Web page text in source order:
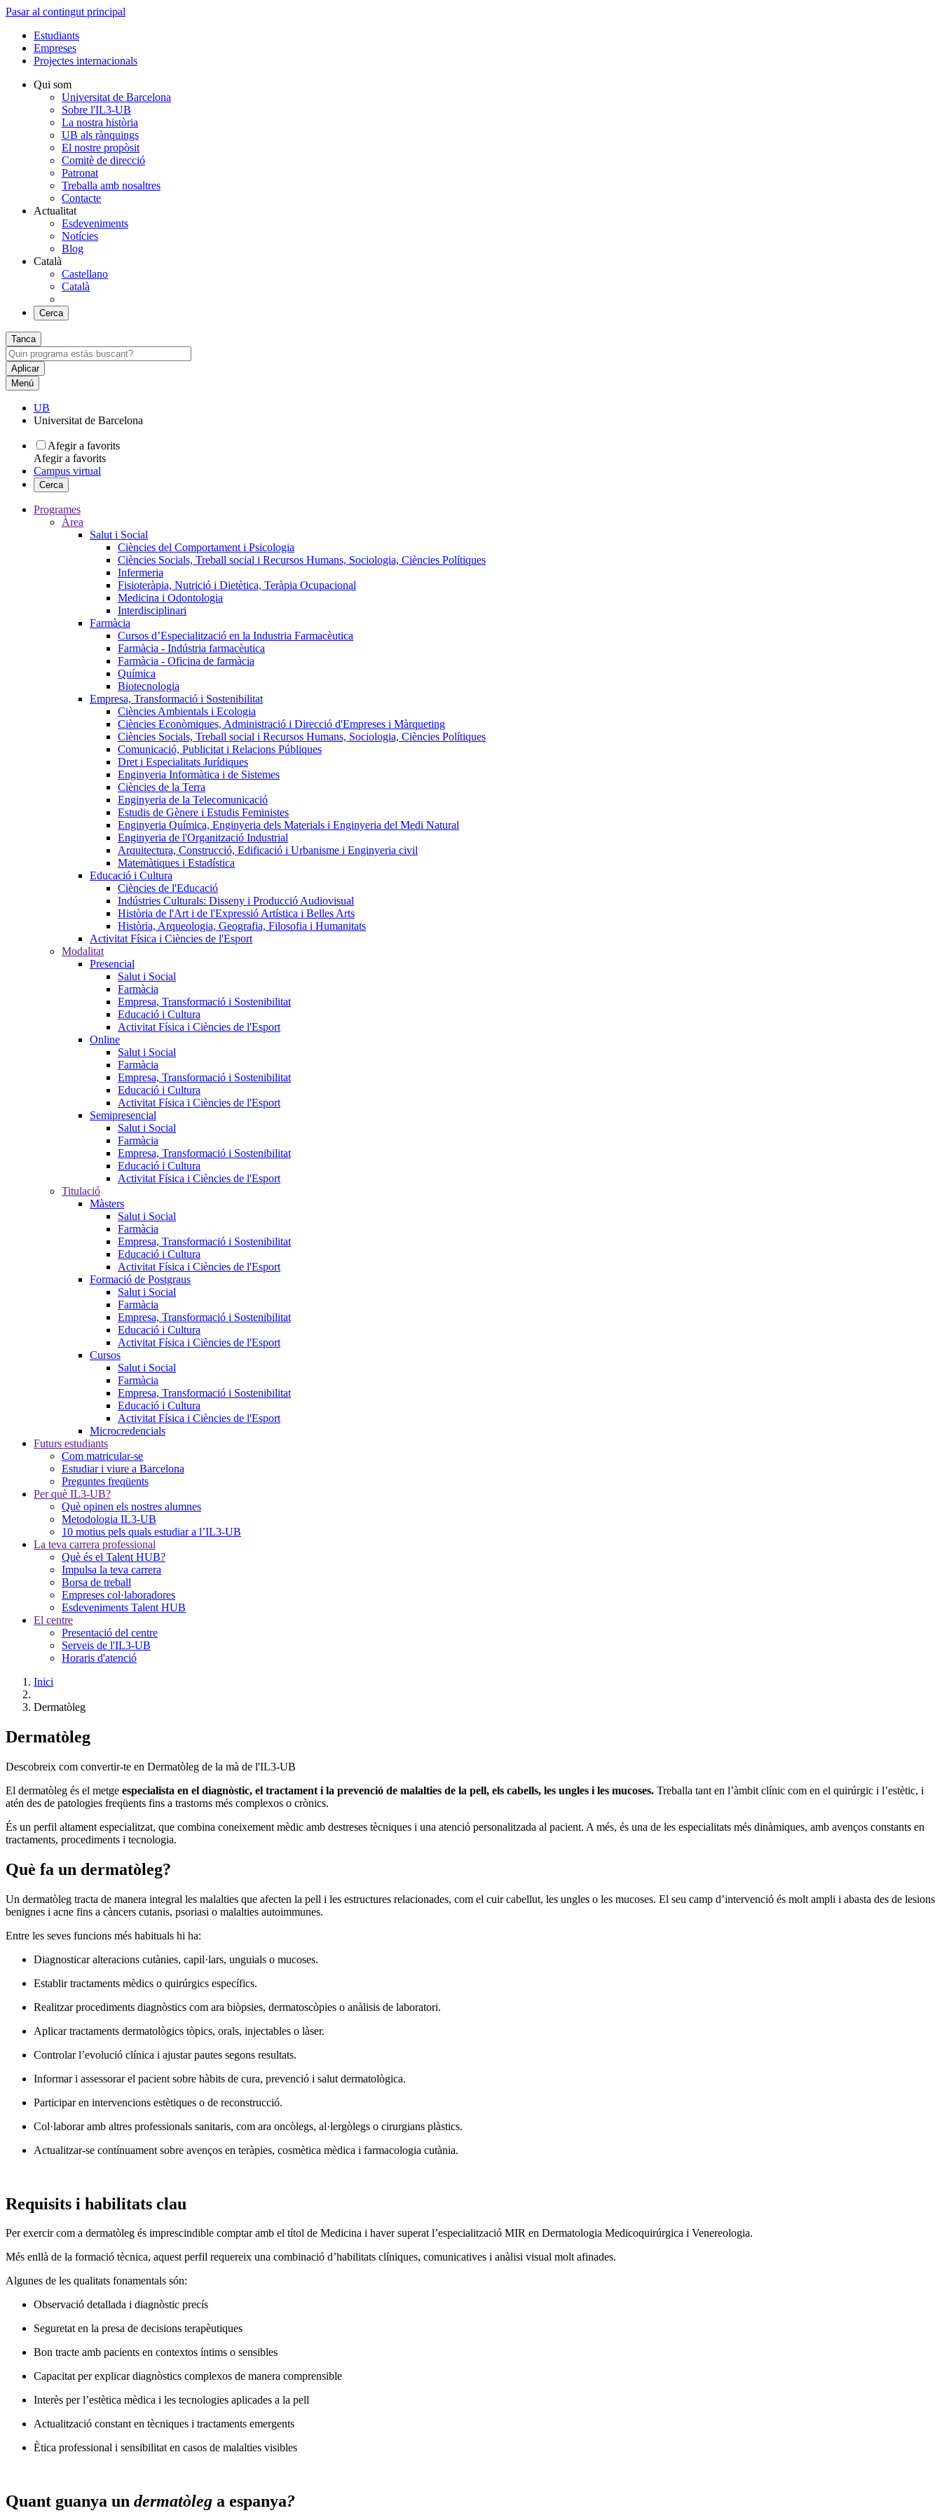
Pasar al contingut principal
Estudiants
Empreses
Projectes internacionals
Qui som
Universitat de Barcelona
Sobre l'IL3-UB
La nostra història
UB als rànquings
El nostre propòsit
Comitè de direcció
Patronat
Treballa amb nosaltres
Contacte
Actualitat
Esdeveniments
Notícies
Blog
Català
Castellano
Català
Cerca
Tanca
Menú
UB
Universitat de Barcelona
Afegir a favorits
Afegir a favorits
Campus virtual
Cerca
Programes
Àrea
Salut i Social
Ciències del Comportament i Psicologia
Ciències Socials, Treball social i Recursos Humans, Sociologia, Ciències Polítiques
Infermeria
Fisioteràpia, Nutrició i Dietètica, Teràpia Ocupacional
Medicina i Odontologia
Interdisciplinari
Farmàcia
Cursos d’Especialització en la Industria Farmacèutica
Farmàcia - Indústria farmacèutica
Farmàcia - Oficina de farmàcia
Química
Biotecnologia
Empresa, Transformació i Sostenibilitat
Ciències Ambientals i Ecologia
Ciències Econòmiques, Administració i Direcció d'Empreses i Màrqueting
Ciències Socials, Treball social i Recursos Humans, Sociologia, Ciències Polítiques
Comunicació, Publicitat i Relacions Públiques
Dret i Especialitats Jurídiques
Enginyeria Informàtica i de Sistemes
Ciències de la Terra
Enginyeria de la Telecomunicació
Estudis de Gènere i Estudis Feministes
Enginyeria Química, Enginyeria dels Materials i Enginyeria del Medi Natural
Enginyeria de l'Organització Industrial
Arquitectura, Construcció, Edificació i Urbanisme i Enginyeria civil
Matemàtiques i Estadística
Educació i Cultura
Ciències de l'Educació
Indústries Culturals: Disseny i Producció Audiovisual
Història de l'Art i de l'Expressió Artística i Belles Arts
Història, Arqueologia, Geografia, Filosofia i Humanitats
Activitat Física i Ciències de l'Esport
Modalitat
Presencial
Salut i Social
Farmàcia
Empresa, Transformació i Sostenibilitat
Educació i Cultura
Activitat Física i Ciències de l'Esport
Online
Salut i Social
Farmàcia
Empresa, Transformació i Sostenibilitat
Educació i Cultura
Activitat Física i Ciències de l'Esport
Semipresencial
Salut i Social
Farmàcia
Empresa, Transformació i Sostenibilitat
Educació i Cultura
Activitat Física i Ciències de l'Esport
Titulació
Màsters
Salut i Social
Farmàcia
Empresa, Transformació i Sostenibilitat
Educació i Cultura
Activitat Física i Ciències de l'Esport
Formació de Postgraus
Salut i Social
Farmàcia
Empresa, Transformació i Sostenibilitat
Educació i Cultura
Activitat Física i Ciències de l'Esport
Cursos
Salut i Social
Farmàcia
Empresa, Transformació i Sostenibilitat
Educació i Cultura
Activitat Física i Ciències de l'Esport
Microcredencials
Futurs estudiants
Com matricular-se
Estudiar i viure a Barcelona
Preguntes freqüents
Per què IL3-UB?
Què opinen els nostres alumnes
Metodologia IL3-UB
10 motius pels quals estudiar a l’IL3-UB
La teva carrera professional
Què és el Talent HUB?
Impulsa la teva carrera
Borsa de treball
Empreses col·laboradores
Esdeveniments Talent HUB
El centre
Presentació del centre
Serveis de l'IL3-UB
Horaris d'atenció
Inici
Dermatòleg
Dermatòleg
Descobreix com convertir-te en Dermatòleg de la mà de l'IL3-UB
El dermatòleg és el metge especialista en el diagnòstic, el tractament i la prevenció de malalties de la pell, els cabells, les ungles i les mucoses. Treballa tant en l’àmbit clínic com en el quirúrgic i l’estètic, i
atén des de patologies freqüents fins a trastorns més complexos o crònics.
És un perfil altament especialitzat, que combina coneixement mèdic amb destreses tècniques i una atenció personalitzada al pacient. A més, és una de les especialitats més dinàmiques, amb avenços constants en
tractaments, procediments i tecnologia.
Què fa un dermatòleg?
Un dermatòleg tracta de manera integral les malalties que afecten la pell i les estructures relacionades, com el cuir cabellut, les ungles o les mucoses. El seu camp d’intervenció és molt ampli i abasta des de lesions
benignes i acne fins a càncers cutanis, psoriasi o malalties autoimmunes.
Entre les seves funcions més habituals hi ha:
Diagnosticar alteracions cutànies, capil·lars, unguials o mucoses.
Establir tractaments mèdics o quirúrgics específics.
Realitzar procediments diagnòstics com ara biòpsies, dermatoscòpies o anàlisis de laboratori.
Aplicar tractaments dermatològics tòpics, orals, injectables o làser.
Controlar l’evolució clínica i ajustar pautes segons resultats.
Informar i assessorar el pacient sobre hàbits de cura, prevenció i salut dermatològica.
Participar en intervencions estètiques o de reconstrucció.
Col·laborar amb altres professionals sanitaris, com ara oncòlegs, al·lergòlegs o cirurgians plàstics.
Actualitzar-se contínuament sobre avenços en teràpies, cosmètica mèdica i farmacologia cutània.
Requisits i habilitats clau
Per exercir com a dermatòleg és imprescindible comptar amb el títol de Medicina i haver superat l’especialització MIR en Dermatologia Medicoquirúrgica i Venereologia.
Més enllà de la formació tècnica, aquest perfil requereix una combinació d’habilitats clíniques, comunicatives i anàlisi visual molt afinades.
Algunes de les qualitats fonamentals són:
Observació detallada i diagnòstic precís
Seguretat en la presa de decisions terapèutiques
Bon tracte amb pacients en contextos íntims o sensibles
Capacitat per explicar diagnòstics complexos de manera comprensible
Interès per l’estètica mèdica i les tecnologies aplicades a la pell
Actualització constant en tècniques i tractaments emergents
Ètica professional i sensibilitat en casos de malalties visibles
Quant guanya un dermatòleg a espanya?